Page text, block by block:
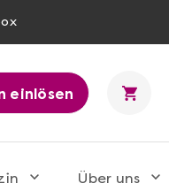
einlösen
Über uns